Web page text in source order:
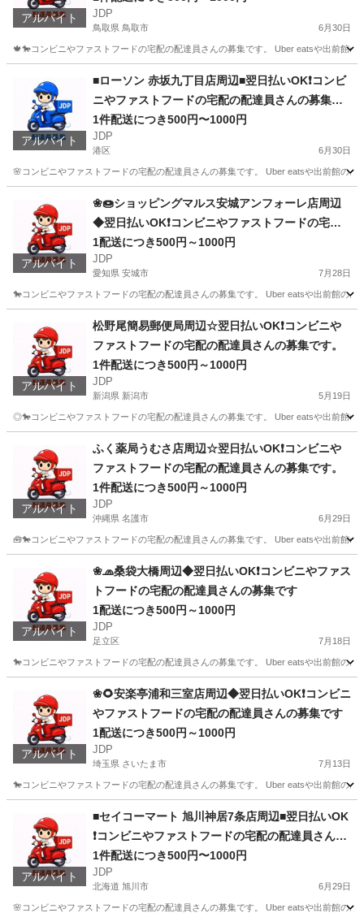
アルバイト JDP
鳥取県 鳥取市 6月30日
🍁🐎コンビニやファストフードの宅配の配達員さんの募集です。 Uber eatsや出前館
ファストフード
アルバイト
■ローソン 赤坂九丁目店周辺■翌日払いOK❗️コンビ
ニやファストフードの宅配の配達員さんの募集で
す。
1件配送につき500円〜1000円
JDP
港区 6月30日
🌸コンビニやファストフードの宅配の配達員さんの募集です。 Uber eatsや出前館の
配送 ファストフード
アルバイト
❀🍩ショッピングマルス安城アンフォーレ店周辺
◆翌日払いOK❗️コンビニやファストフードの宅配
の配達員さんの募集です
1配送につき500円～1000円
JDP
愛知県 安城市 7月28日
🐎コンビニやファストフードの宅配の配達員さんの募集です。 Uber eatsや出前館の
配送 ファストフード
アルバイト
松野尾簡易郵便局周辺☆翌日払いOK❗️コンビニや
ファストフードの宅配の配達員さんの募集です。
1件配送につき500円～1000円
JDP
新潟県 新潟市 5月19日
◎🐎コンビニやファストフードの宅配の配達員さんの募集です。 Uber eatsや出前館
配送 ファストフード
アルバイト
ふく薬局うむさ店周辺☆翌日払いOK❗️コンビニや
ファストフードの宅配の配達員さんの募集です。
1件配送につき500円～1000円
JDP
沖縄県 名護市 6月29日
🧰🐎コンビニやファストフードの宅配の配達員さんの募集です。 Uber eatsや出前館
配送 ファストフード
アルバイト
❀🧢桑袋大橋周辺◆翌日払いOK❗️コンビニやファス
トフードの宅配の配達員さんの募集です
1配送につき500円～1000円
JDP
足立区 7月18日
🐎コンビニやファストフードの宅配の配達員さんの募集です。 Uber eatsや出前館の
配送 ファストフード
アルバイト
❀🌻安楽亭浦和三室店周辺◆翌日払いOK❗️コンビニ
やファストフードの宅配の配達員さんの募集です
1配送につき500円～1000円
JDP
埼玉県 さいたま市 7月13日
🐎コンビニやファストフードの宅配の配達員さんの募集です。 Uber eatsや出前館の
ファストフード
アルバイト
■セイコーマート 旭川神居7条店周辺■翌日払いOK
❗️コンビニやファストフードの宅配の配達員さんの
募集です。
1件配送につき500円〜1000円
JDP
北海道 旭川市 6月29日
🌸コンビニやファストフードの宅配の配達員さんの募集です。 Uber eatsや出前館の